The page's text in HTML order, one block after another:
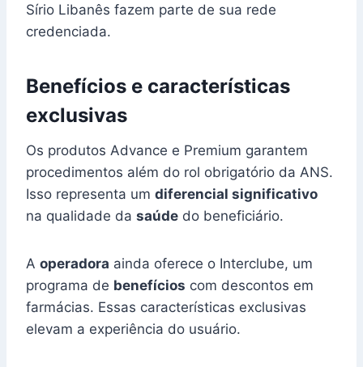
Sírio Libanês fazem parte de sua rede
credenciada.
Benefícios e características
exclusivas
Os produtos Advance e Premium garantem
procedimentos além do rol obrigatório da ANS.
Isso representa um diferencial significativo
na qualidade da saúde do beneficiário.
A operadora ainda oferece o Interclube, um
programa de benefícios com descontos em
farmácias. Essas características exclusivas
elevam a experiência do usuário.